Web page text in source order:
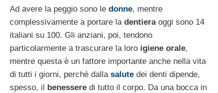
Ad avere la peggio sono le donne, mentre
complessivamente a portare la dentieraoggi sono 14
italiani su 100. Gli anziani, poi, tendono
particolarmente a trascurare la loro igiene orale,
mentre questa è un fattore importante anche nella vita
di tutti i giorni, perchè dalla salute dei denti dipende,
spesso, il
benessere di tutto il corpo. Da una bocca in